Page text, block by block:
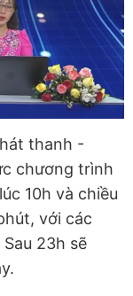
thanh -
chương trình
10h và chiều
với các
23h sẽ